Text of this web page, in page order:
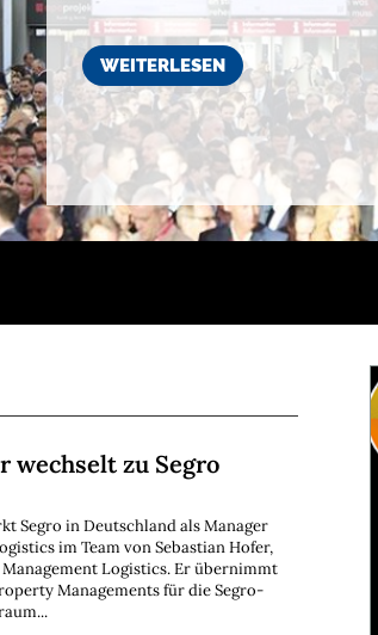
WEITERLESEN
wechselt zu Segro
Segro in Deutschland als Manager
im Team von Sebastian Hofer,
Logistics. Er übernimmt
Managements für die Segro-